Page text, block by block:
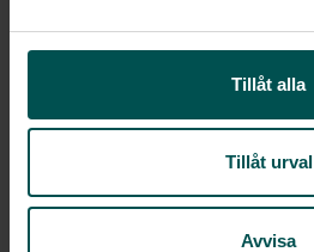
Tillåt alla
Tillåt urval
Avvisa
STD-80026704
12/17/2020
No of pages:36
Within the same area